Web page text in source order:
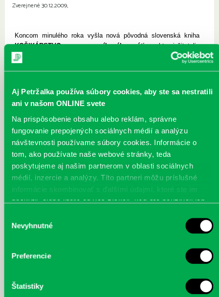
Aj Petržalka používa súbory cookies, aby ste sa nestratili
ani v našom ONLINE svete
Na prispôsobenie obsahu alebo reklám, správne
fungovanie prepojených sociálnych médií a analýzu
návštevnosti používame súbory cookies. Informácie o
tom, ako používate naše webové stránky, teda
poskytujeme aj našim partnerom v oblasti sociálnych
médií, inzercie a analýzy. Títo partneri môžu príslušné
informácie skombinovať s ďalšími údajmi, ktoré ste im
poskytli, alebo ktoré od vás získali, keď ste používali ich
súhlasu
Nevyhnutné
Preferencie
Štatistiky
Zverejnené 30.12.2009,
Koncom minulého roka vyšla nová pôvodná slovenská kniha
KOŠIKÁRSTVO – premeny vŕbového prútia, v ktorej čitatelia
nájdu históriu aj súčasnosť košikárstva, ale najmä, môžu sa
podľa nej naučiť pliesť výrobky z prútia. Košikár sa nezaobíde
predstavenie knihy astretnutie s autorom : Ing.Petrom Jurigom,
ktoré sa uskutočnilo v utorok 18.3. od 17,30 hod v CC Centre na
Jiráskovej 3. Keďže sa blížila Veľká noc, autor knihy predvádzal
pletenie niekoľkých typických druhov korbáčov. Kto prišiel a